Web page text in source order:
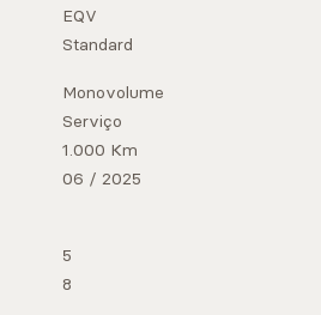
EQV
Standard
Monovolume
Serviço
1.000 Km
06 / 2025
5
8